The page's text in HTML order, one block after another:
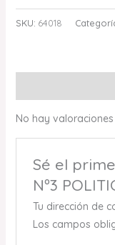
SKU: 64018
No hay valoraciones
Sé el
Nº3
Tu dirección de
Los campos